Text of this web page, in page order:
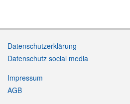
Datenschutzerklärung
Datenschutz social media
Impressum
AGB